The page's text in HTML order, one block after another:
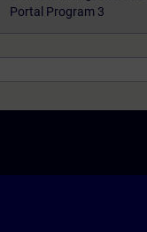
Portal Program 3